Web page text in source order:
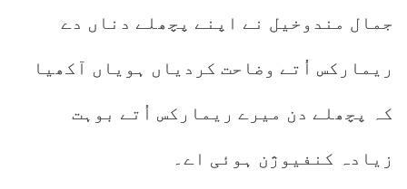
جمال مندوخیل نے اپنے پچھلے دناں دے
ریمارکس اُتے وضاحت کردیاں ہویاں آکھیا
کہ پچھلے دن میرے ریمارکس اُتے بوہت
زیادہ کنفیوژن ہوئی اے۔